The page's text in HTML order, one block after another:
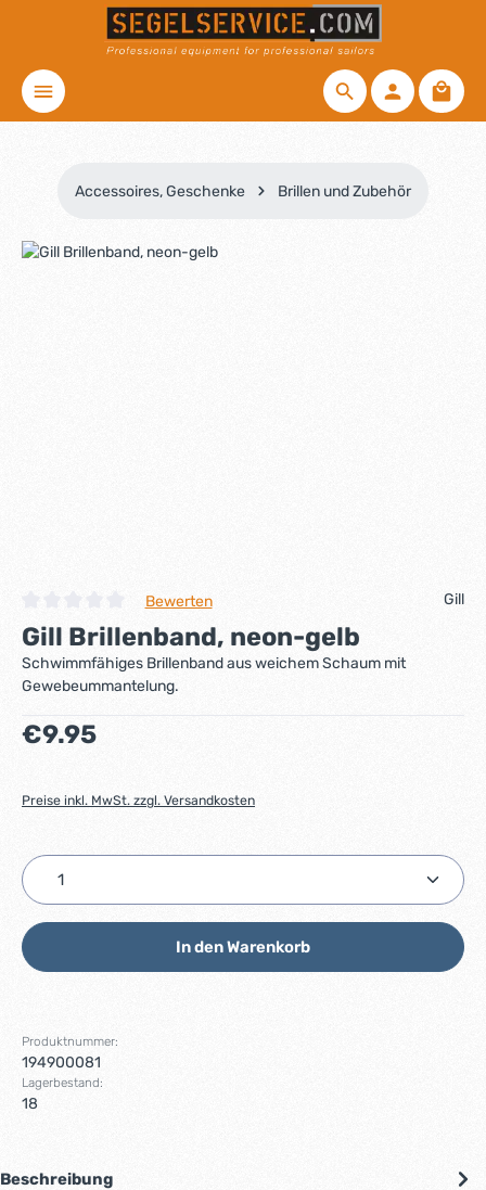
Zum Hauptinhalt springen
Accessoires, Geschenke Brillen und Zubehör
Bildergalerie überspringen
Durchschnittliche Bewertung von 0 von 5 Sternen
Bewerten Gill
Gill Brillenband, neon-gelb
Schwimmfähiges Brillenband aus weichem Schaum mit
Gewebeummantelung.
Regulärer Preis:
€9.95
Preise inkl. MwSt. zzgl. Versandkosten
Produkt Anzahl: Gib den gewünschten Wert ein
In den Warenkorb
Produktnummer:
194900081
Lagerbestand:
18
Beschreibung